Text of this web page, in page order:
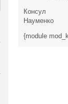
Науменко
{module